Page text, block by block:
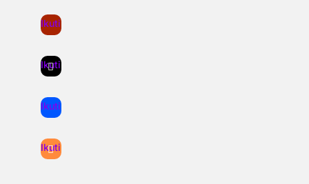
Ikuti
Ikuti
Ikuti
Ikuti